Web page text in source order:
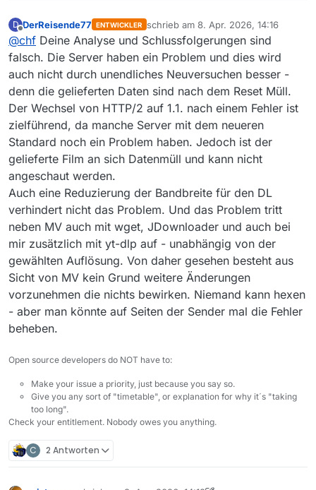
D
Offline
DerReisende77 ENTWICKLER schrieb am 8. Apr. 2026, 14:16
zuletzt editiert von
@chf Deine Analyse und Schlussfolgerungen sind
falsch. Die Server haben ein Problem und dies wird
auch nicht durch unendliches Neuversuchen besser -
denn die gelieferten Daten sind nach dem Reset Müll.
Der Wechsel von HTTP/2 auf 1.1. nach einem Fehler ist
zielführend, da manche Server mit dem neueren
Standard noch ein Problem haben. Jedoch ist der
gelieferte Film an sich Datenmüll und kann nicht
angeschaut werden.
Auch eine Reduzierung der Bandbreite für den DL
verhindert nicht das Problem. Und das Problem tritt
neben MV auch mit wget, JDownloader und auch bei
mir zusätzlich mit yt-dlp auf - unabhängig von der
gewählten Auflösung. Von daher gesehen besteht aus
Sicht von MV kein Grund weitere Änderungen
vorzunehmen die nichts bewirken. Niemand kann hexen
- aber man könnte auf Seiten der Sender mal die Fehler
beheben.
Open source developers do NOT have to:
Make your issue a priority, just because you say so.
Give you any sort of "timetable", or explanation for why it´s "taking
too long".
Check your entitlement. Nobody owes you anything.
C 2 Antworten